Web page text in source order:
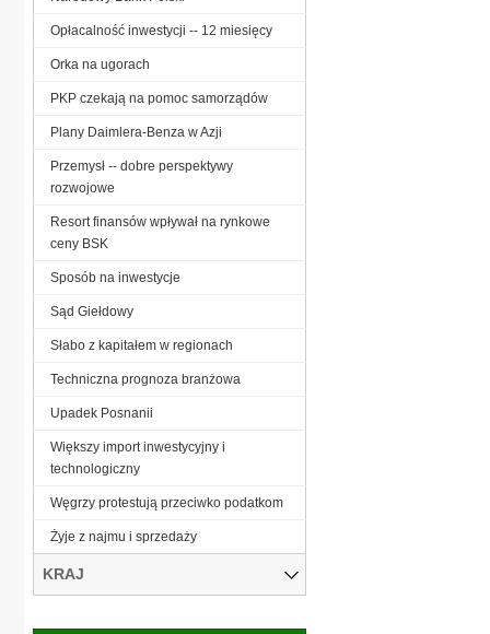
Opłacalność inwestycji -- 12 miesięcy
Orka na ugorach
PKP czekają na pomoc samorządów
Plany Daimlera-Benza w Azji
Przemysł -- dobre perspektywy
rozwojowe
Resort finansów wpływał na rynkowe
ceny BSK
Sposób na inwestycje
Sąd Giełdowy
Słabo z kapitałem w regionach
Techniczna prognoza branżowa
Upadek Posnanii
Większy import inwestycyjny i
technologiczny
Węgrzy protestują przeciwko podatkom
Żyje z najmu i sprzedaży
KRAJ